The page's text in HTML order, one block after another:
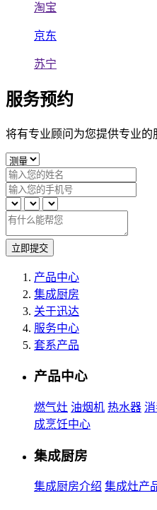
淘宝
京东
苏宁
服务预约
将有专业顾问为您提供专业的
立即提交
产品中心
集成厨房
关于迅达
服务中心
套系产品
产品中心
燃气灶 油烟机 热水器
成烹饪中心
集成厨房
集成厨房介绍 集成灶产